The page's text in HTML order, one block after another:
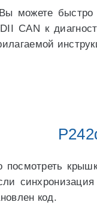
можете быстро
CAN к
синхронизация
код.